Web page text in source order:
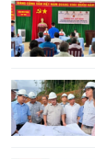
THỜI NAY
NHÂN DÂN
NHÂN DÂN
MUA BÁO